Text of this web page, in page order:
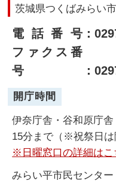
茨城県つくばみらい
電話番号：
ファクス番
号
：
開庁時間
伊奈庁舎・谷和原庁
15分まで（※祝祭日は
※日曜窓口の詳細はこ
みらい平市民センタ